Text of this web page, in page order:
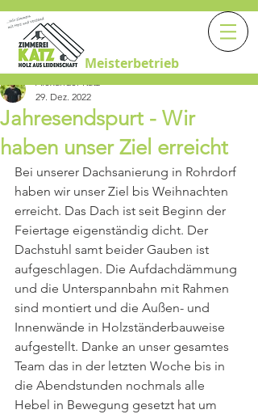
Meisterbetrieb
Jahresendspurt - Wir
haben unser Ziel erreicht
Alexander Katz
29. Dez. 2022
Bei unserer Dachsanierung in Rohrdorf
haben wir unser Ziel bis Weihnachten
erreicht. Das Dach ist seit Beginn der
Feiertage eigenständig dicht. Der
Dachstuhl samt beider Gauben ist
aufgeschlagen. Die Aufdachdämmung
und die Unterspannbahn mit Rahmen
sind montiert und die Außen- und
Innenwände in Holzständerbauweise
aufgestellt. Danke an unser gesamtes
Team das in der letzten Woche bis in
die Abendstunden nochmals alle
Hebel in Bewegung gesetzt hat um